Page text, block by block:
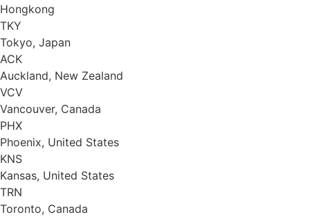
Hongkong
TKY
Tokyo, Japan
ACK
Auckland, New Zealand
VCV
Vancouver, Canada
PHX
Phoenix, United States
KNS
Kansas, United States
TRN
Toronto, Canada